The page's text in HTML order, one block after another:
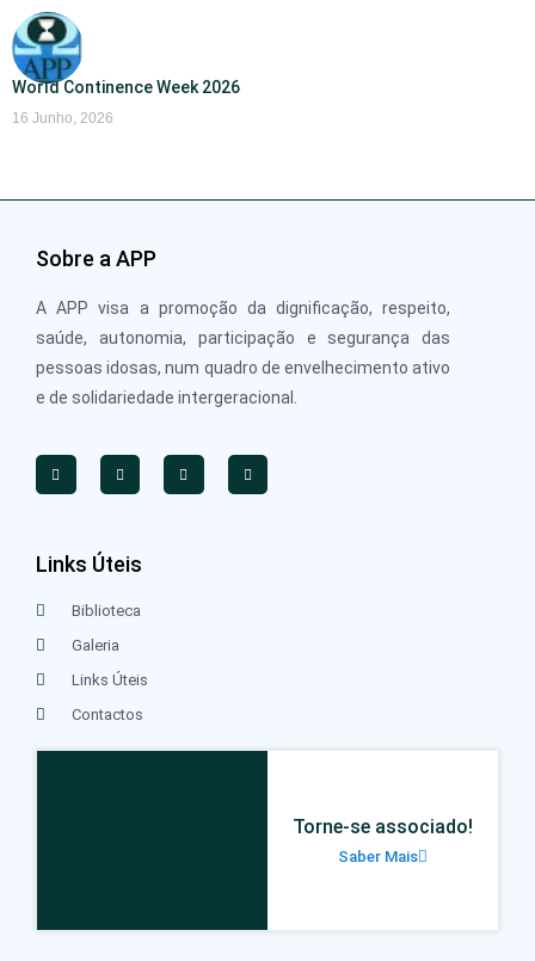
World Continence Week 2026
16 Junho, 2026
Sobre a APP
A APP visa a promoção da dignificação, respeito,
saúde, autonomia, participação e segurança das
pessoas idosas, num quadro de envelhecimento ativo
e de solidariedade intergeracional.
Links Úteis
Biblioteca
Galeria
Links Úteis
Contactos
Torne-se associado!
Saber Mais